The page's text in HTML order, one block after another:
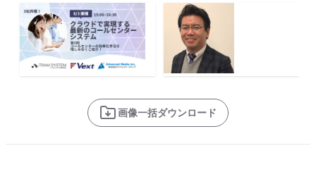
画像一括ダウンロード